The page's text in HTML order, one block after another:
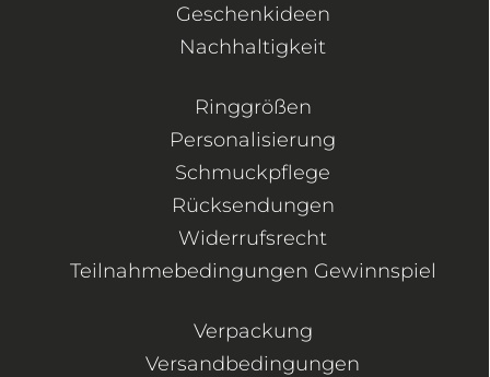
Geschenkideen
Nachhaltigkeit
Ringgrößen
Personalisierung
Schmuckpflege
Rücksendungen
Widerrufsrecht
Teilnahmebedingungen Gewinnspiel
Verpackung
Versandbedingungen